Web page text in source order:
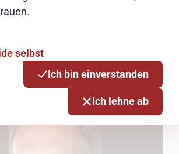
selbst
Ich bin einverstanden
Ich lehne ab
"Operation am offenen